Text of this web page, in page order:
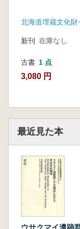
新刊 在庫なし
古書 1 点
3,080 円
最近見た本